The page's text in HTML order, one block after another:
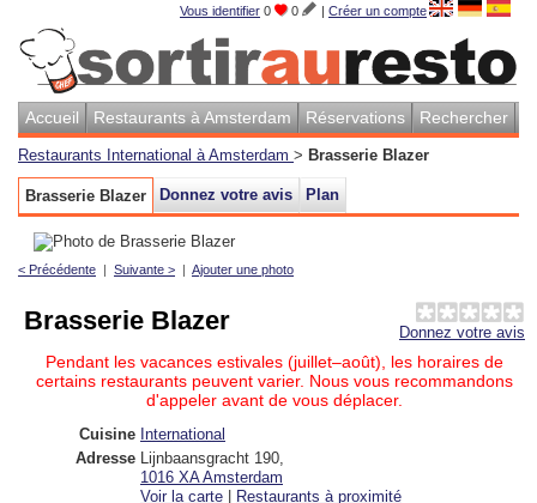
Vous identifier 0 0 | Créer un compte
Accueil Restaurants à Amsterdam Réservations Rechercher
Restaurants International à Amsterdam > Brasserie Blazer
Brasserie Blazer Donnez votre avis Plan
< Précédente | Suivante > | Ajouter une photo
Donnez votre avis
Brasserie Blazer
Pendant les vacances estivales (juillet–août), les horaires de
certains restaurants peuvent varier. Nous vous recommandons
d'appeler avant de vous déplacer.
Cuisine International
Adresse
Lijnbaansgracht 190
1016 XA Amsterdam
Voir la carte
Restaurants à proximité